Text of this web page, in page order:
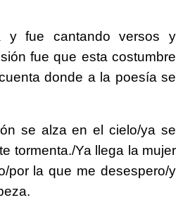
y fue cantando versos y
fue que esta costumbre
donde a la poesía se
se alza en el cielo/ya se
tormenta./Ya llega la mujer
por la que me desespero/y